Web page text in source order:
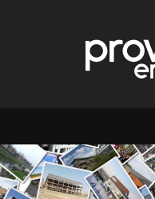
Start
Bureau